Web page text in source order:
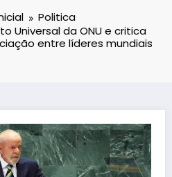
Politica
Universal da ONU e critica
entre líderes mundiais